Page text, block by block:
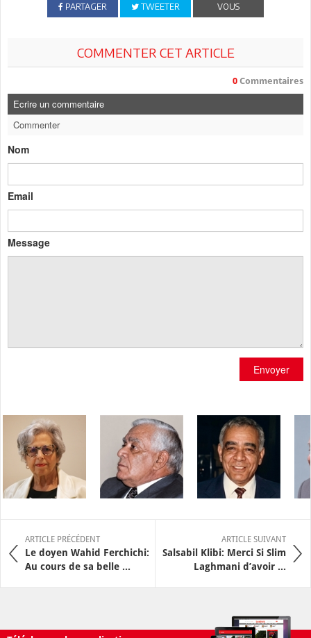
PARTAGER TWEETER
VOUS
COMMENTER CET ARTICLE
0 Commentaires
Ecrire un commentaire
Commenter
Nom
Email
Message
Envoyer
ARTICLE PRÉCÉDENT
Le doyen Wahid Ferchichi:
Au cours de sa belle ...
ARTICLE SUIVANT
Salsabil Klibi: Merci Si Slim
Laghmani d’avoir ...